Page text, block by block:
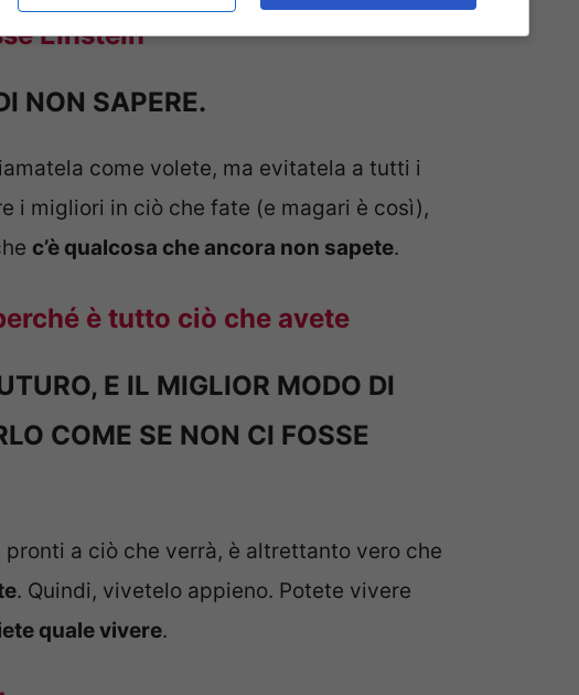
Einstein
NON SAPERE.
come volete, ma evitatela a tutti i
i migliori in ciò che fate (e magari è così),
c’è qualcosa che ancora non sapete.
è tutto ciò che avete
E IL MIGLIOR MODO DI
COME SE NON CI FOSSE
a ciò che verrà, è altrettanto vero che
. Quindi, vivetelo appieno. Potete vivere
quale vivere.